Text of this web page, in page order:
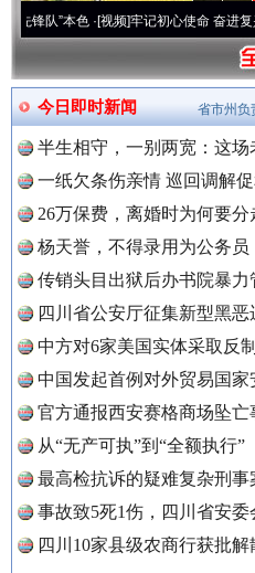
·[视频]牢记初心使命 奋进复兴征程丨宝塔
今日即时新闻
半生相守，一别两宽：这场
一纸欠条伤亲情 巡回调解
26万保费，离婚时为何要分
杨天誉，不得录用为公务员
传销头目出狱后办书院暴力
四川省公安厅征集新型黑恶
中方对6家美国实体采取反
中国发起首例对外贸易国家
官方通报西安赛格商场坠亡
从“无产可执”到“全额执行”
最高检抗诉的疑难复杂刑事
事故致5死1伤，四川省安委
四川10家县级农商行获批解
省市州负
“后车司机肯定在骂